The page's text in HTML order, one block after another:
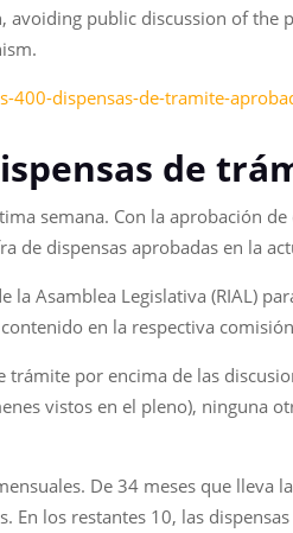
public discussion of the
400-dispensas-de-tramite-
de
semana. Con la aprobación
de dispensas aprobadas en la
Asamblea Legislativa (RIAL)
en la respectiva
por encima de las
vistos en el pleno), ninguna
De 34 meses que lleva
los restantes 10, las